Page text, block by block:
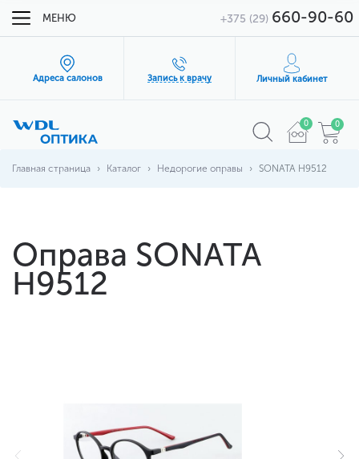
МЕНЮ +375 (29) 660-90-60
Адреса салонов Запись к врачу Личный кабинет
0 0
Главная страница Каталог Недорогие оправы SONATA H9512
Оправа SONATA
H9512